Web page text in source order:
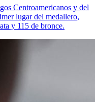
Centroamericanos y del
lugar del medallero,
y 115 de bronce.